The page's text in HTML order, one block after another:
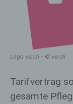
Logo ver.di - © ver.di
Tarifvertrag
gesamte